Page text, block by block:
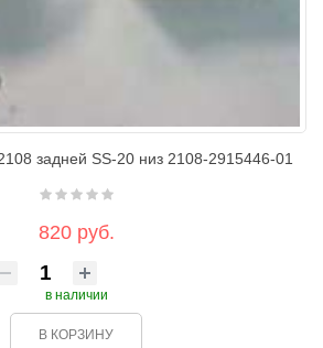
задней SS-20 низ 2108-2915446-01
820 руб.
в наличии
В КОРЗИНУ